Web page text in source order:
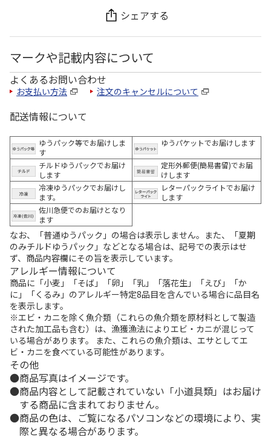
シェアする
マークや記載内容について
よくあるお問い合わせ
お支払い方法 注文のキャンセルについて
配送情報について
ゆうパック等でお届けしま
す
ゆうパケットでお届けします
チルドゆうパックでお届け
します
定形外郵便(簡易書留)でお届
けします
冷凍ゆうパックでお届けし
ます。
レターパックライトでお届け
します
佐川急便でのお届けとなり
ます
なお、「普通ゆうパック」の場合は表示しません。また、「夏期
のみチルドゆうパック」などとなる場合は、記号での表示はせ
ず、商品内容欄にその旨を表示しています。
アレルギー情報について
商品に「小麦」「そば」「卵」「乳」「落花生」「えび」「か
に」「くるみ」のアレルギー特定8品目を含んでいる場合に品目名
を表示します。
※エビ・カニを除く魚介類（これらの魚介類を原材料として製造
された加工品も含む）は、漁獲漁法によりエビ・カニが混じって
いる場合があります。 また、これらの魚介類は、エサとしてエ
ビ・カニを食べている可能性があります。
その他
商品写真はイメージです。
商品内容として記載されていない「小道具類」はお届け
する商品に含まれておりません。
商品の色は、ご覧になるパソコンなどの環境により、実
際と異なる場合があります。